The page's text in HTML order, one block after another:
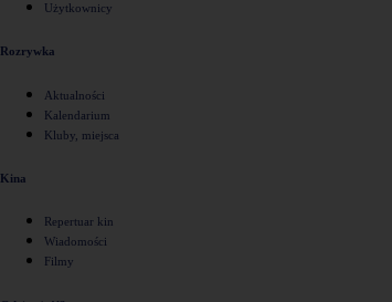
Użytkownicy
Rozrywka
Aktualności
Kalendarium
Kluby, miejsca
Kina
Repertuar kin
Wiadomości
Filmy